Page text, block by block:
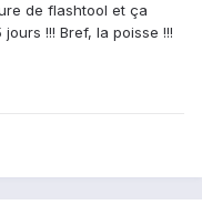
de flashtool et ça
!!! Bref, la poisse !!!